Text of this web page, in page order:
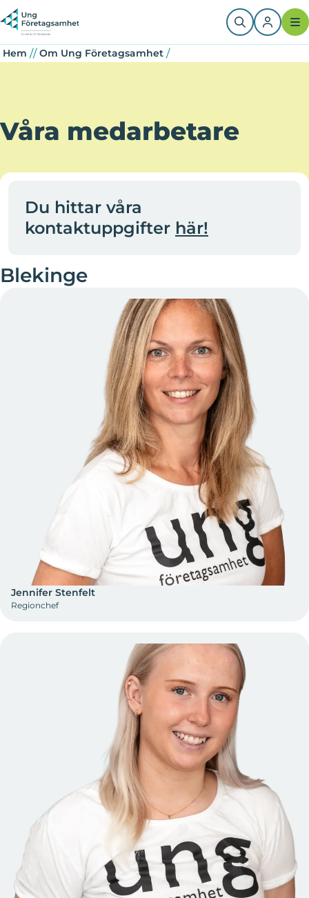
Hoppa
till
huvudinnehåll
Länkstig
Hem // Om Ung Företagsamhet /
Våra medarbetare
Du hittar våra
kontaktuppgifter här!
Blekinge
Jennifer Stenfelt
Regionchef
Question